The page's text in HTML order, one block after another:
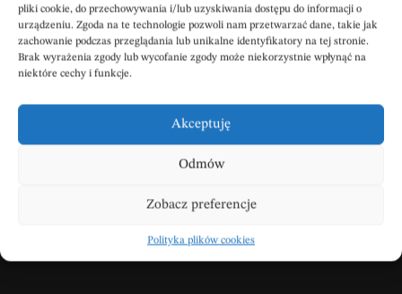
pliki cookie, do przechowywania i/lub uzyskiwania dostępu do informacji o
urządzeniu. Zgoda na te technologie pozwoli nam przetwarzać dane, takie jak
zachowanie podczas przeglądania lub unikalne identyfikatory na tej stronie.
Brak wyrażenia zgody lub wycofanie zgody może niekorzystnie wpłynąć na
niektóre cechy i funkcje.
Akceptuję
Odmów
Zobacz preferencje
Polityka plików cookies
Wpisz swoje kondolencje